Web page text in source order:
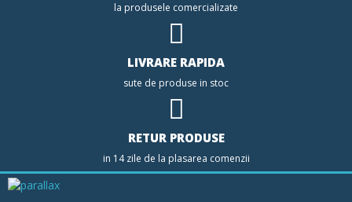
la produsele comercializate
LIVRARE RAPIDA
sute de produse in stoc
RETUR PRODUSE
in 14 zile de la plasarea comenzii